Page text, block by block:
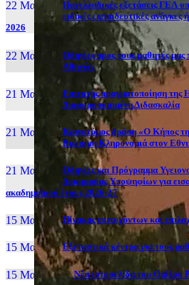
22 Μαι, 26
Πανελλαδικές εξετάσεις ΓΕΛ
ειδικές εκπαιδευτικές ανάγκες
2026
22 Μαι, 26
Οδηγίες προς τους μαθητές
Αθηνών
21 Μαι, 26
Επιτυχής πραγματοποίηση της
Διαφοροποιημένη Διδασκαλία
21 Μαι, 26
Καινοτόμος δράση «Ο Κήπος
Βιώσιμη Κληρονομιά στον
21 Μαι, 26
Οδηγίες και Πρόγραμμα
Δοκιμασίας Υποψηφίων για
ακαδημαϊκού έτους 2026-27
15 Μαι, 26 Πίνακας επιτυχόντων και
15 Μαι, 26 Εξεταστικά κέντρα για τους
15 Μαι, 2026 Νέα ιστοσελίδα του Ομίλου